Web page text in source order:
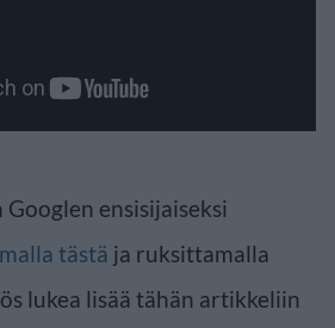
ensisijaiseksi
tästä ja ruksittamalla
lukea lisää tähän artikkeliin